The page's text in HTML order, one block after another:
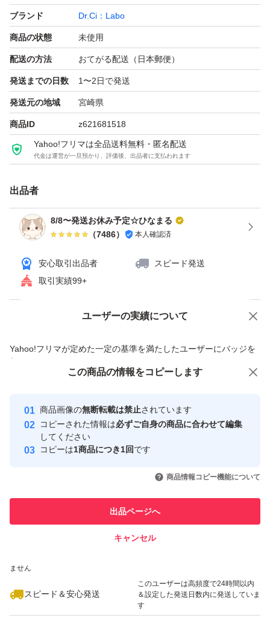
ブランド Dr.Ci：Labo
商品の状態 未使用
配送の方法 おてがる配送（日本郵便）
発送までの日数 1〜2日で発送
発送元の地域 宮崎県
商品ID z621681518
Yahoo!フリマは全品送料無料・匿名配送
代金は運営が一旦預かり、評価後、出品者に支払われます
出品者
8/8〜発送お休み予定☆ひなまる
（7486） 本人確認済
安心取引出品者
スピード発送
取引実績99+
ユーザーの実績について
Yahoo!フリマが定めた一定の基準を満たしたユーザーにバッジを
付与しています
安心取引出品者
心・安全なユーザーです
取引実績
引を完了させた実績があります
での取引実績があります
ません
スピード＆安心発送
このユーザーは高頻度で24時間以内
＆設定した発送日数内に発送していま
す
価格の相談 商品への質問
この商品の情報をコピーします
商品画像の無断転載は禁止されています
コピーされた情報は必ずご自身の商品に合わせて編集
してください
コピーは1商品につき1回です
商品情報コピー機能について
出品ページへ
キャンセル
この商品をみている人にオススメ